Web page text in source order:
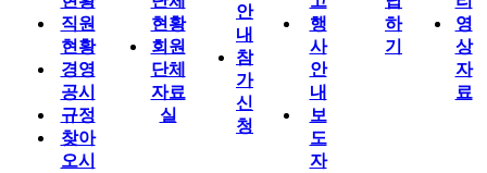
직원
현황
경영
공시
규정
찾아
오시
현황
회원
단체
자료
실
안
내
참
가
신
청
행
사
안
내
보
도
자
하
기
영
상
자
료